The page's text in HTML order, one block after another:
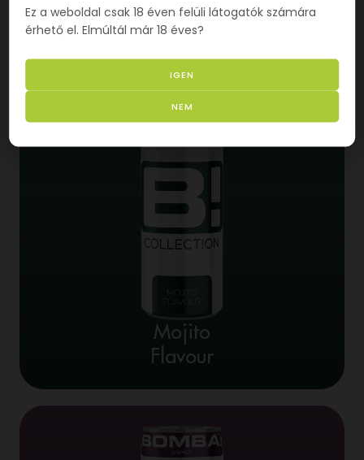
Cotton-Candy
Flavour
Mojito
Flavour
Ez a weboldal csak 18 éven felüli látogatók számára
érhető el. Elmúltál már 18 éves?
IGEN
NEM